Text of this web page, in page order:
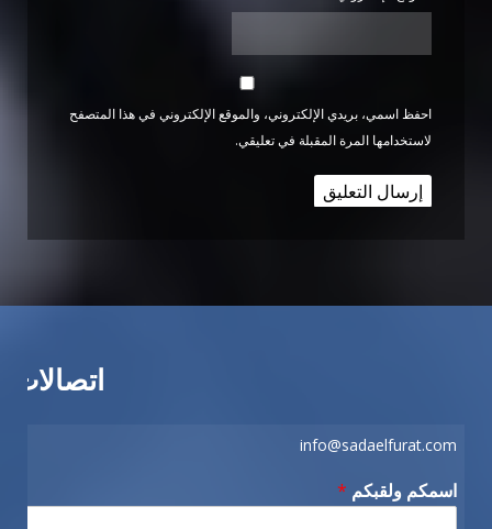
احفظ اسمي، بريدي الإلكتروني، والموقع الإلكتروني في هذا المتصفح
لاستخدامها المرة المقبلة في تعليقي.
اتصالات
info@sadaelfurat.com
اسمكم ولقبكم *